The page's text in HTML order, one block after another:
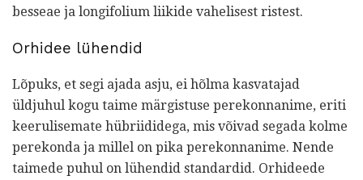
besseae ja longifolium liikide vahelisest ristest.
Orhidee lühendid
Lõpuks, et segi ajada asju, ei hõlma kasvatajad
üldjuhul kogu taime märgistuse perekonnanime, eriti
keerulisemate hübriididega, mis võivad segada kolme
perekonda ja millel on pika perekonnanime. Nende
taimede puhul on lühendid standardid. Orhideede